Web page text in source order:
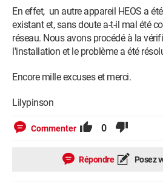
En effet, un autre appareil HEOS a
existant et, sans doute a-t-il mal été
réseau. Nous avons procédé à la
l'installation et le problème a été
Encore mille excuses et merci.
Lilypinson
Commenter 0
Répondre Posez